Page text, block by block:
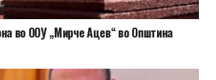
во ООУ „Мирче Ацев“ во Општина